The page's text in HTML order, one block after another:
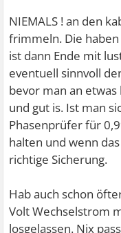
NIEMALS ! an den
frimmeln. Die
ist dann Ende mit
eventuell sinnvoll
bevor man an
und gut is. Ist man
Phasenprüfer für
halten und wenn
richtige Sicherung.
Hab auch schon
Volt Wechselstrom
losgelassen. Nix